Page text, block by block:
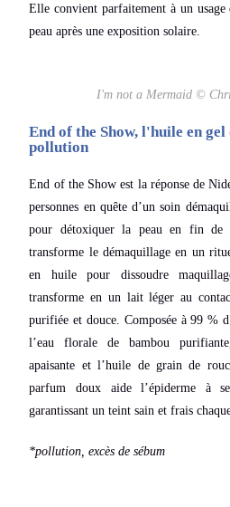
Elle convient parfaitement à un
peau après une exposition solaire.
I'm not a Mermaid ©
End of the Show, l'huile en
pollution
End of the Show est la réponse de
personnes en quête d’un soin
pour détoxiquer la peau en fin de
transforme le démaquillage en un
en huile pour dissoudre
transforme en un lait léger au
purifiée et douce. Composée à 99 %
l’eau florale de bambou
apaisante et l’huile de grain de
parfum doux aide l’épiderme à
garantissant un teint sain et frais
*pollution, excès de sébum